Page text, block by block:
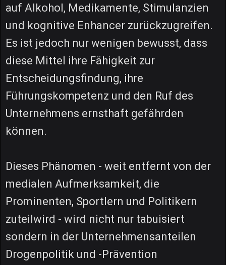
auf Alkohol, Medikamente, Stimulanzien
und kognitive Enhancer zurückzugreifen.
Es ist jedoch nur wenigen bewusst, dass
diese Mittel ihre Fähigkeit zur
Entscheidungsfindung, ihre
Führungskompetenz und den Ruf des
Unternehmens ernsthaft gefährden
können.
Dieses Phänomen - weit entfernt von der
medialen Aufmerksamkeit, die
Prominenten, Sportlern und Politikern
zuteilwird - wird nicht nur tabuisiert
sondern in der Unternehmensanteilen
Drogenpolitik und -Prävention